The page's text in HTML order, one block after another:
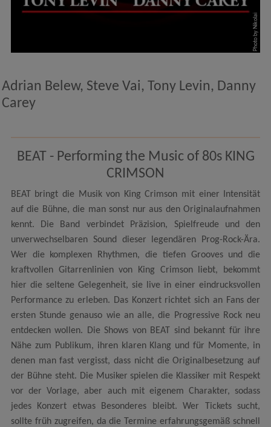
Photo by Nikolai
Adrian Belew, Steve Vai, Tony Levin, Danny
Carey
BEAT - Performing the Music of 80s KING
CRIMSON
BEAT bringt die Musik von King Crimson mit einer Intensität
auf die Bühne, die man sonst nur aus den Originalaufnahmen
kennt. Die Band verbindet Präzision, Spielfreude und den
unverwechselbaren Sound dieser legendären Prog-Rock-Ära.
Wer die komplexen Rhythmen, die tiefen Grooves und die
kraftvollen Gitarrenlinien von King Crimson liebt, bekommt
hier die seltene Gelegenheit, sie live in einer eindrucksvollen
Performance zu erleben. Das Konzert richtet sich an Fans der
ersten Stunde genauso wie an alle, die Progressive Rock neu
entdecken wollen. Die Shows von BEAT sind bekannt für ihre
Nähe zum Publikum, ihren klaren Klang und für Momente, in
denen man fast vergisst, dass nicht die Originalbesetzung auf
der Bühne steht. Die Musiker spielen die Klassiker mit Respekt
vor der Vorlage, aber auch mit eigenem Charakter, sodass
jedes Konzert etwas Besonderes bleibt. Wer Tickets sucht,
sollte früh zugreifen, da die Termine erfahrungsgemäß schnell